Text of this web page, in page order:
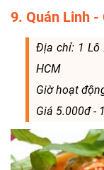
9. Quán Linh -
Địa chỉ: 1 Lô
HCM
Giờ hoạt
Giá 5.000đ -